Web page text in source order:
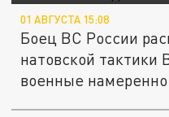
01 АВГУСТА 15:08
Боец ВС России
натовской тактики
военные